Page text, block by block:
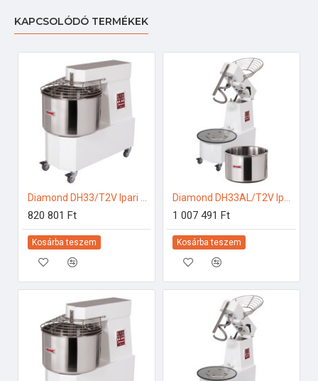
KAPCSOLÓDÓ TERMÉKEK
Diamond DH33/T2V Ipari konyhai előkészítés
820 801 Ft
Kosárba teszem
Diamond DH33AL/T2V Ipari konyhai előkészítés
1 007 491 Ft
Kosárba teszem